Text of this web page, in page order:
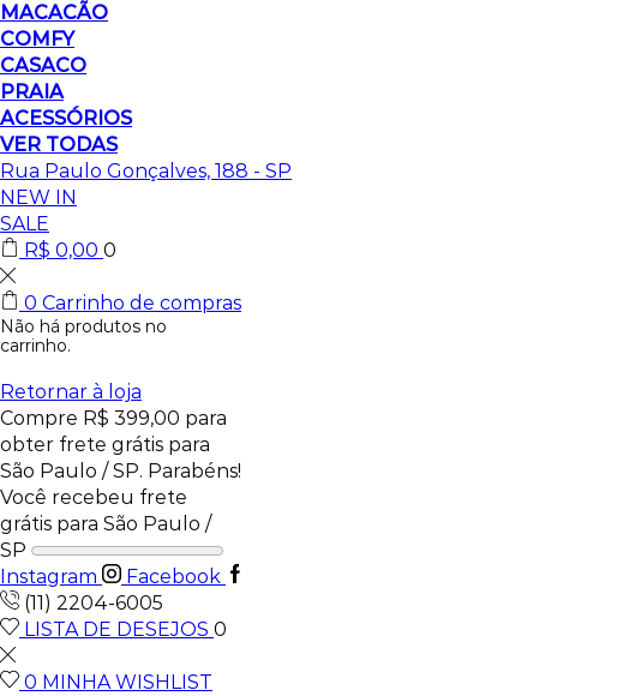
MACACÃO
COMFY
CASACO
PRAIA
ACESSÓRIOS
VER TODAS
Rua Paulo Gonçalves, 188 - SP
NEW IN
SALE
R$ 0,00 0
0 Carrinho de compras
Não há produtos no
carrinho.
Retornar à loja
Compre R$ 399,00 para
obter frete grátis para
São Paulo / SP. Parabéns!
Você recebeu frete
grátis para São Paulo /
SP
Instagram
Facebook
(11) 2204-6005
LISTA DE DESEJOS 0
0 MINHA WISHLIST